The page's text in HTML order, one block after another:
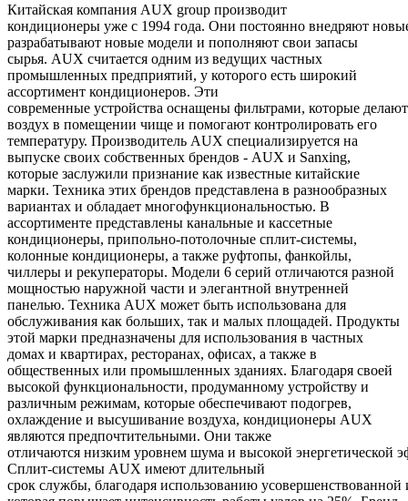
Китайская компания AUX group производит
кондиционеры уже с 1994 года. Они постоянно внедряют
разрабатывают новые модели и пополняют свои запасы
сырья. AUX считается одним из ведущих частных
промышленных предприятий, у которого есть широкий
ассортимент кондиционеров. Эти
современные устройства оснащены фильтрами, которые делают
воздух в помещении чище и помогают контролировать его
температуру. Производитель AUX специализируется на
выпуске своих собственных брендов - AUX и Sanxing,
которые заслужили признание как известные китайские
марки. Техника этих брендов представлена в разнообразных
вариантах и обладает многофункциональностью. В
ассортименте представлены канальные и кассетные
кондиционеры, припольно-потолочные сплит-системы,
колонные кондиционеры, а также руфтопы, фанкойлы,
чиллеры и рекуператоры. Модели 6 серий отличаются разной
мощностью наружной части и элегантной внутренней
панелью. Техника AUX может быть использована для
обслуживания как больших, так и малых площадей. Продукты
этой марки предназначены для использования в частных
домах и квартирах, ресторанах, офисах, а также в
общественных или промышленных зданиях. Благодаря своей
высокой функциональности, продуманному устройству и
различным режимам, которые обеспечивают подогрев,
охлаждение и высушивание воздуха, кондиционеры AUX
являются предпочтительными. Они также
отличаются низким уровнем шума и высокой энергетической
Сплит-системы AUX имеют длительный
срок службы, благодаря использованию усовершенствованной